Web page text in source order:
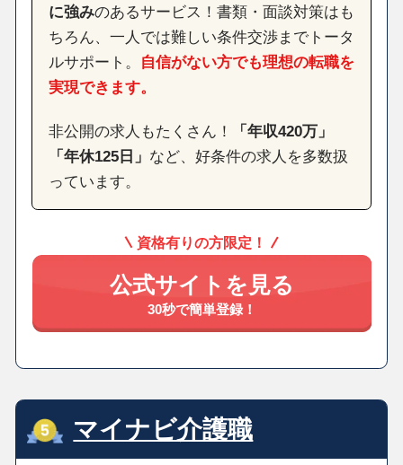
に強みのあるサービス！書類・面談対策はも
ちろん、一人では難しい条件交渉までトータ
ルサポート。
自信がない方でも理想の転職を
実現できます。
非公開の求人もたくさん！
「年収420万」
「年休125日」 など、好条件の求人を多数扱
っています。
資格有りの方限定！
公式サイトを見る
30秒で簡単登録！
マイナビ介護職